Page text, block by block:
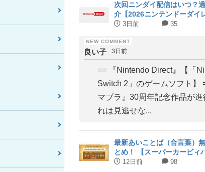
次回ニンダイ配信はいつ？
介【2026ニンテンドーダイ
期まとめ】
3日前 35
良い子 3日前
== 『Nintendo Direct』【「
Switch 2」のゲームソフト】
マブラ』30周年記念作品が進
れは見逃せな...
最新あいことば（合言葉）
とめ！ 【スーパーカービィ
12日前 98